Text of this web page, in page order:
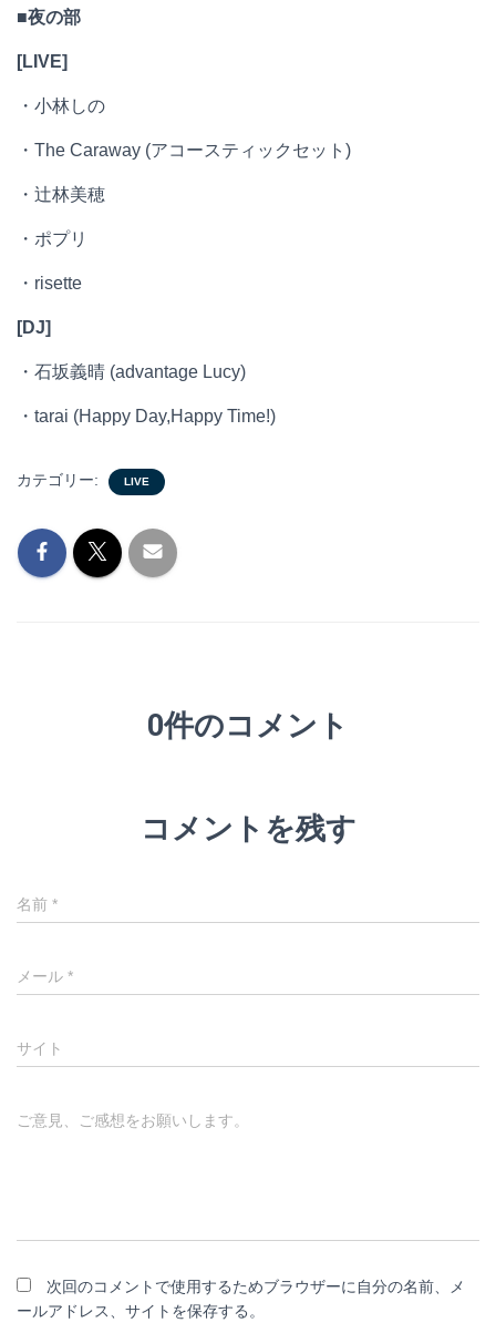
■夜の部
[LIVE]
・小林しの
・The Caraway (アコースティックセット)
・辻林美穂
・ポプリ
・risette
[DJ]
・石坂義晴 (advantage Lucy)
・tarai (Happy Day,Happy Time!)
カテゴリー: LIVE
0件のコメント
コメントを残す
名前 *
メール *
サイト
ご意見、ご感想をお願いします。
次回のコメントで使用するためブラウザーに自分の名前、メ
ールアドレス、サイトを保存する。